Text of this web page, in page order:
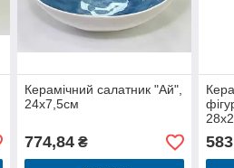
Керамічний салатник "Ай",
24х7,5см
774,84₴